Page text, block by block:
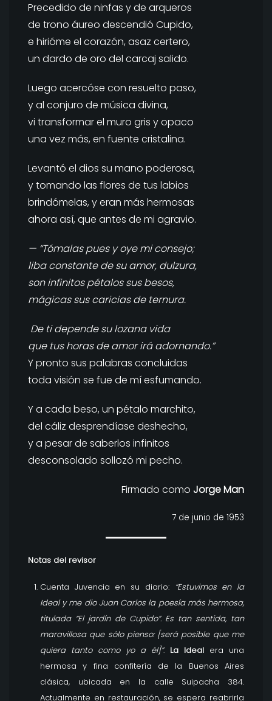
Precedido de ninfas y de arqueros
de trono áureo descendió Cupido,
e hirióme el corazón, asaz certero,
un dardo de oro del carcaj salido.
Luego acercóse con resuelto paso,
y al conjuro de música divina,
vi transformar el muro gris y opaco
una vez más, en fuente cristalina.
Levantó el dios su mano poderosa,
y tomando las flores de tus labios
brindómelas, y eran más hermosas
ahora así, que antes de mi agravio.
— “Tómalas pues y oye mi consejo;
liba constante de su amor, dulzura,
son infinitos pétalos sus besos,
mágicas sus caricias de ternura.
De ti depende su lozana vida
que tus horas de amor irá adornando.”
Y pronto sus palabras concluidas
toda visión se fue de mí esfumando.
Y a cada beso, un pétalo marchito,
del cáliz desprendíase deshecho,
y a pesar de saberlos infinitos
desconsolado sollozó mi pecho.
Firmado como Jorge Man
7 de junio de 1953
Notas del revisor
Cuenta Juvencia en su diario: “Estuvimos en la
Ideal y me dio Juan Carlos la poesía más hermosa,
titulada “El jardín de Cupido”. Es tan sentida, tan
maravillosa que sólo pienso: [será posible que me
quiera tanto como yo a él]”. La Ideal era una
hermosa y fina confitería de la Buenos Aires
clásica, ubicada en la calle Suipacha 384.
Actualmente en restauración, se espera reabrirla